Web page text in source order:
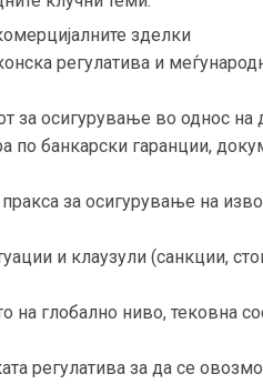
зделки
регулатива и
за осигурување во однос на
по банкарски гаранции,
за осигурување на
и клаузули (санкции,
на глобално ниво, тековна
регулатива за да се